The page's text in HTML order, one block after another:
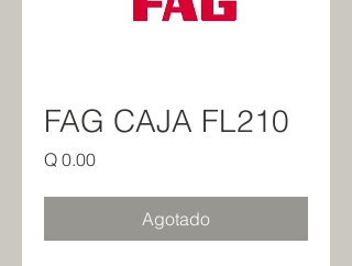
FAG CAJA FL210
Q 0.00Precio
Agotado